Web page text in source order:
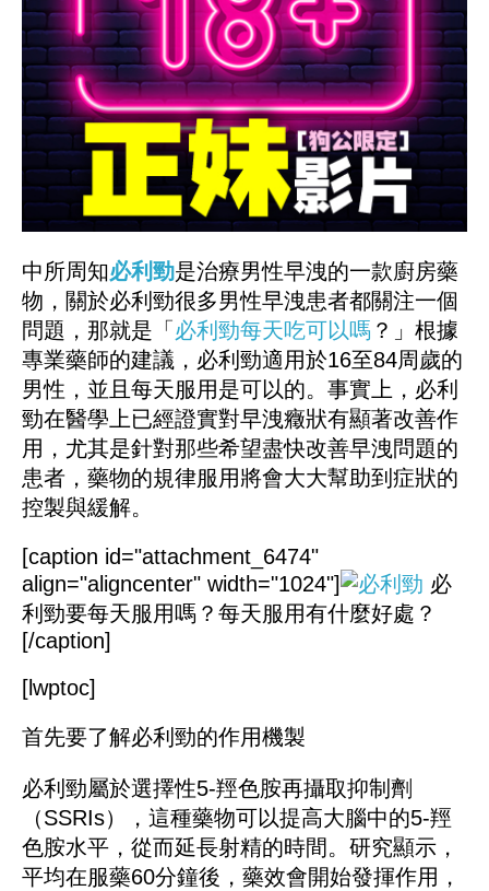
中所周知必利勁是治療男性早洩的一款廚房藥
物，關於必利勁很多男性早洩患者都關注一個
問題，那就是「 必利勁每天吃可以嗎 ？」根據
專業藥師的建議，必利勁適用於16至84周歲的
男性，並且每天服用是可以的。事實上，必利
勁在醫學上已經證實對早洩癥狀有顯著改善作
用，尤其是針對那些希望盡快改善早洩問題的
患者，藥物的規律服用將會大大幫助到症狀的
控製與緩解。
[caption id="attachment_6474"
align="aligncenter" width="1024"]
必
利勁要每天服用嗎？每天服用有什麼好處？
[/caption]
[lwptoc]
首先要了解必利勁的作用機製
必利勁屬於選擇性5-羥色胺再攝取抑制劑
（SSRIs），這種藥物可以提高大腦中的5-羥
色胺水平，從而延長射精的時間。研究顯示，
平均在服藥60分鐘後，藥效會開始發揮作用，